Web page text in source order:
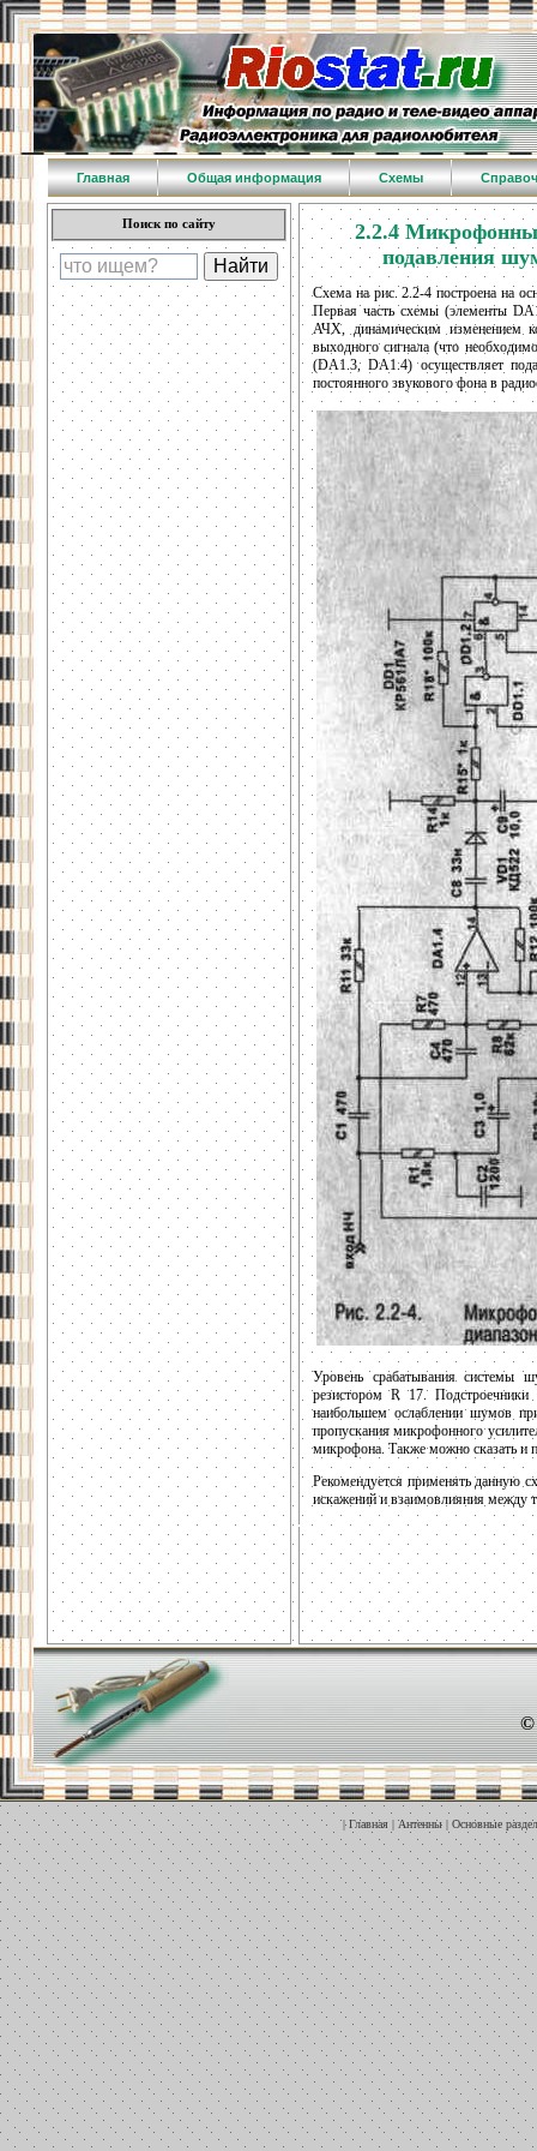
Главная Общая информация Схемы
Поиск по сайту
2.2.4
подавления
Схема на рис. 2.2-4 построена на
Первая часть схемы (элементы
АЧХ, динамическим изменением
выходного сигнала (что
(DA1.3, DA1.4) осуществляет
постоянного звукового фона в
Уровень срабатывания системы
резистором R 17.
наибольшем ослаблении шумов
пропускания микрофонного
микрофона. Также можно сказать и
Рекомендуется применять данную
искажений и взаимовлияния между
|Главная | Антенны | Основные